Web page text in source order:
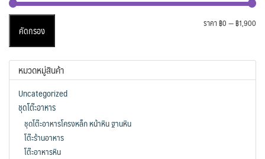
คัดกรอง
ราคา฿0—฿1,900
หมวดหมู่สินค้า
Uncategorized
ชุดโต๊ะอาหาร
ชุดโต๊ะอาหารโครงหล็ก หน้าหิน ฐานหิน
โต๊ะร้านอาหาร
โต๊ะอาหารหิน